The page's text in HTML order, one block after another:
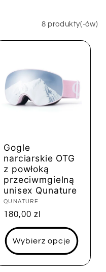
8 produkty(-ów)
Gogle
narciarskie OTG
z powłoką
przeciwmgielną
unisex Qunature
Dostawca:
QUNATURE
Cena
regularna
180,00 zl
Wybierz opcje